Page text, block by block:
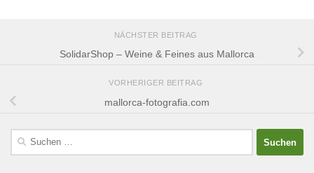
NÄCHSTER BEITRAG
SolidarShop – Weine & Feines aus Mallorca
VORHERIGER BEITRAG
mallorca-fotografia.com
Suchen
nach: